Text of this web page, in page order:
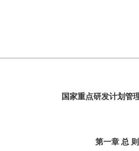
国家重点研发计划管
第一章 总 则